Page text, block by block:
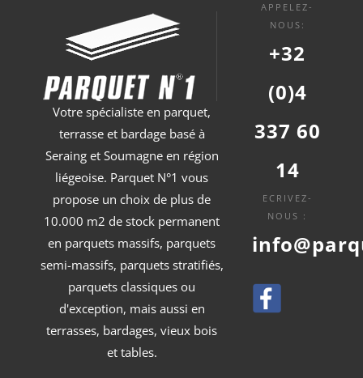
Votre spécialiste en parquet,
terrasse et bardage basé à
Seraing et Soumagne en région
liégeoise. Parquet N°1 vous
propose un choix de plus de
10.000 m2 de stock permanent
en parquets massifs, parquets
semi-massifs, parquets stratifiés,
parquets classiques ou
d'exception, mais aussi en
terrasses, bardages, vieux bois
et tables.
APPELEZ-
NOUS:
+32
(0)4
337 60
14
ECRIVEZ-
NOUS :